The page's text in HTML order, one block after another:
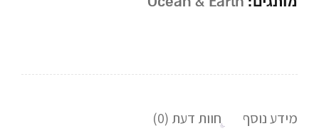
מידע נוסף חוות דעת (0)